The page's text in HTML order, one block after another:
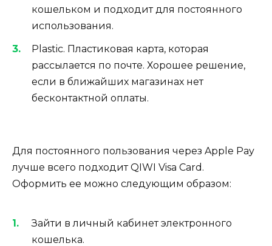
кошельком и подходит для постоянного
использования.
Plastic. Пластиковая карта, которая
рассылается по почте. Хорошее решение,
если в ближайших магазинах нет
бесконтактной оплаты.
Для постоянного пользования через Apple Pay
лучше всего подходит QIWI Visa Card.
Оформить ее можно следующим образом:
Зайти в личный кабинет электронного
кошелька.